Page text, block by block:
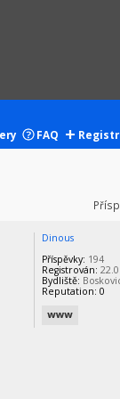
FAQ
Dinous
Příspěvky: 194
Registrován:
Bydliště:
Reputation: 0